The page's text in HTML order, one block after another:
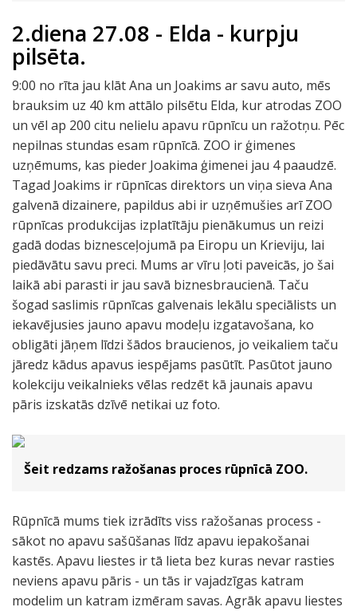
2.diena 27.08 - Elda - kurpju
pilsēta.
9:00 no rīta jau klāt Ana un Joakims ar savu auto, mēs
brauksim uz 40 km attālo pilsētu Elda, kur atrodas ZOO
un vēl ap 200 citu nelielu apavu rūpnīcu un ražotņu. Pēc
nepilnas stundas esam rūpnīcā. ZOO ir ģimenes
uzņēmums, kas pieder Joakima ģimenei jau 4 paaudzē.
Tagad Joakims ir rūpnīcas direktors un viņa sieva Ana
galvenā dizainere, papildus abi ir uzņēmušies arī ZOO
rūpnīcas produkcijas izplatītāju pienākumus un reizi
gadā dodas biznesceļojumā pa Eiropu un Krieviju, lai
piedāvātu savu preci. Mums ar vīru ļoti paveicās, jo šai
laikā abi parasti ir jau savā biznesbraucienā. Taču
šogad saslimis rūpnīcas galvenais lekālu speciālists un
iekavējusies jauno apavu modeļu izgatavošana, ko
obligāti jāņem līdzi šādos braucienos, jo veikaliem taču
jāredz kādus apavus iespējams pasūtīt. Pasūtot jauno
kolekciju veikalnieks vēlas redzēt kā jaunais apavu
pāris izskatās dzīvē netikai uz foto.
Šeit redzams ražošanas proces rūpnīcā ZOO.
Rūpnīcā mums tiek izrādīts viss ražošanas process -
sākot no apavu sašūšanas līdz apavu iepakošanai
kastēs. Apavu liestes ir tā lieta bez kuras nevar rasties
neviens apavu pāris - un tās ir vajadzīgas katram
modelim un katram izmēram savas. Agrāk apavu liestes